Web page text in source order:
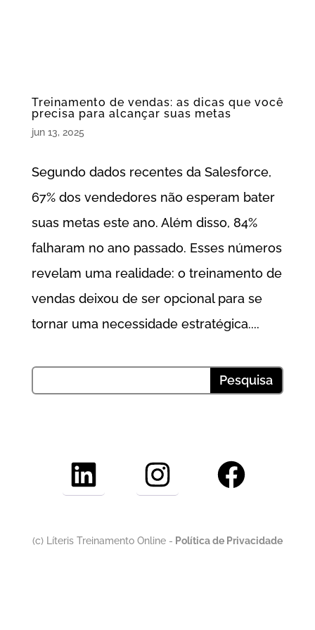
Treinamento de vendas: as dicas que você
precisa para alcançar suas metas
jun 13, 2025
Segundo dados recentes da Salesforce,
67% dos vendedores não esperam bater
suas metas este ano. Além disso, 84%
falharam no ano passado. Esses números
revelam uma realidade: o treinamento de
vendas deixou de ser opcional para se
tornar uma necessidade estratégica....
LinkedIn InstagramFacebook
(c) Líteris Treinamento Online - Política de Privacidade